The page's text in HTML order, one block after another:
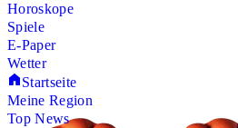
Horoskope
Spiele
E-Paper
Wetter
Startseite
Meine Region
Top News